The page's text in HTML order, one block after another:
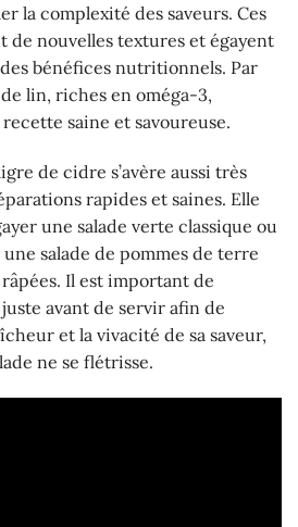
la complexité des saveurs. Ces
nouvelles textures et égayent
bénéfices nutritionnels. Par
lin, riches en oméga-3,
saine et savoureuse.
de cidre s’avère aussi très
rapides et saines. Elle
une salade verte classique ou
salade de pommes de terre
Il est important de
avant de servir afin de
et la vivacité de sa saveur,
ne se flétrisse.